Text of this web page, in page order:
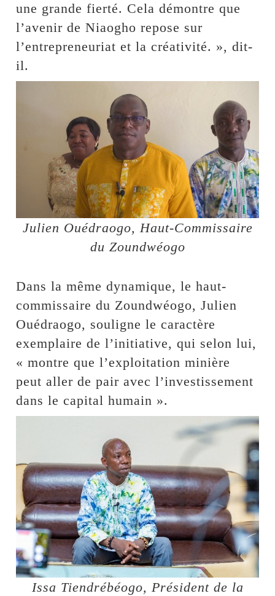
une grande fierté. Cela démontre que
l’avenir de Niaogho repose sur
l’entrepreneuriat et la créativité. », dit-
il.
Julien Ouédraogo, Haut-Commissaire
du Zoundwéogo
Dans la même dynamique, le haut-
commissaire du Zoundwéogo, Julien
Ouédraogo, souligne le caractère
exemplaire de l’initiative, qui selon lui,
« montre que l’exploitation minière
peut aller de pair avec l’investissement
dans le capital humain ».
Issa Tiendrébéogo, Président de la